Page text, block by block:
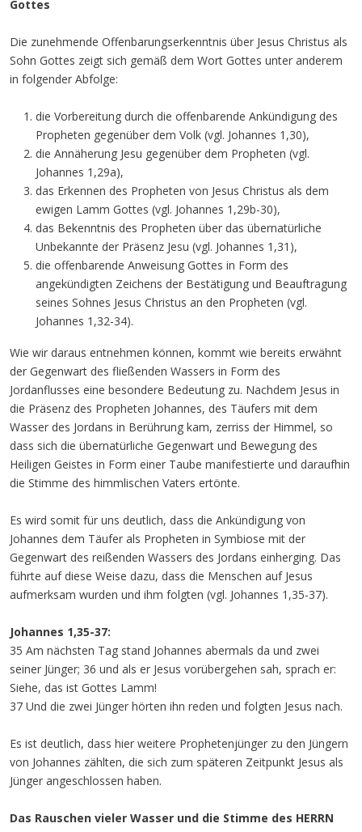
Gottes
Die zunehmende Offenbarungserkenntnis über Jesus Christus als
Sohn Gottes zeigt sich gemäß dem Wort Gottes unter anderem
in folgender Abfolge:
die Vorbereitung durch die offenbarende Ankündigung des
Propheten gegenüber dem Volk (vgl. Johannes 1,30),
die Annäherung Jesu gegenüber dem Propheten (vgl.
Johannes 1,29a),
das Erkennen des Propheten von Jesus Christus als dem
ewigen Lamm Gottes (vgl. Johannes 1,29b-30),
das Bekenntnis des Propheten über das übernatürliche
Unbekannte der Präsenz Jesu (vgl. Johannes 1,31),
die offenbarende Anweisung Gottes in Form des
angekündigten Zeichens der Bestätigung und Beauftragung
seines Sohnes Jesus Christus an den Propheten (vgl.
Johannes 1,32-34).
Wie wir daraus entnehmen können, kommt wie bereits erwähnt
der Gegenwart des fließenden Wassers in Form des
Jordanflusses eine besondere Bedeutung zu. Nachdem Jesus in
die Präsenz des Propheten Johannes, des Täufers mit dem
Wasser des Jordans in Berührung kam, zerriss der Himmel, so
dass sich die übernatürliche Gegenwart und Bewegung des
Heiligen Geistes in Form einer Taube manifestierte und daraufhin
die Stimme des himmlischen Vaters ertönte.
Es wird somit für uns deutlich, dass die Ankündigung von
Johannes dem Täufer als Propheten in Symbiose mit der
Gegenwart des reißenden Wassers des Jordans einherging. Das
führte auf diese Weise dazu, dass die Menschen auf Jesus
aufmerksam wurden und ihm folgten (vgl. Johannes 1,35-37).
Johannes 1,35-37:
35 Am nächsten Tag stand Johannes abermals da und zwei
seiner Jünger; 36 und als er Jesus vorübergehen sah, sprach er:
Siehe, das ist Gottes Lamm!
37 Und die zwei Jünger hörten ihn reden und folgten Jesus nach.
Es ist deutlich, dass hier weitere Prophetenjünger zu den Jüngern
von Johannes zählten, die sich zum späteren Zeitpunkt Jesus als
Jünger angeschlossen haben.
Das Rauschen vieler Wasser und die Stimme des HERRN